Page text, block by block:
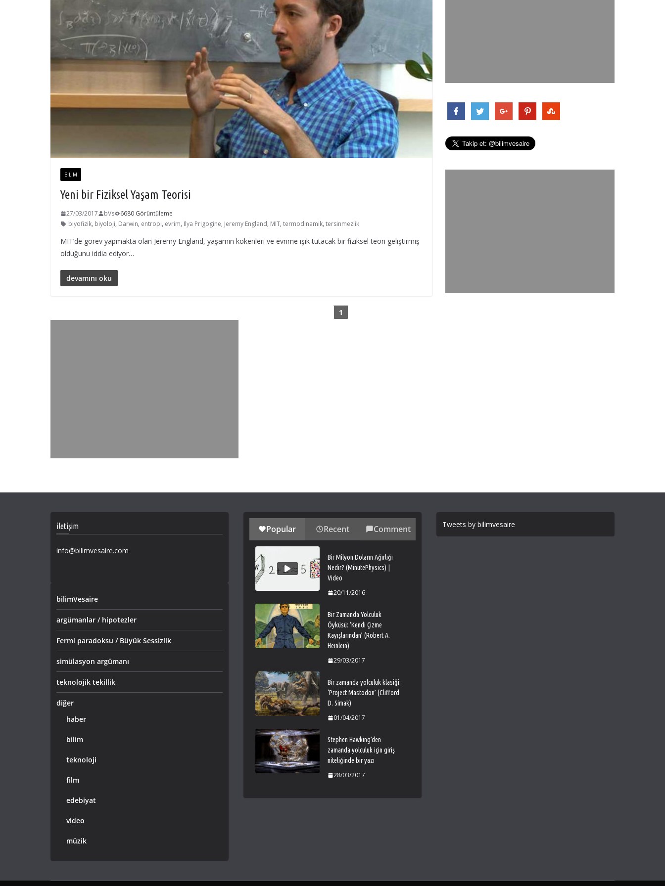
BILIM
Yeni bir Fiziksel Yaşam Teorisi
27/03/2017 bVs
6680 Görüntüleme
biyofizik, biyoloji, Darwin, entropi, evrim, Ilya Prigogine, Jeremy England, MIT, termodinamik, tersinmezlik
MIT’de görev yapmakta olan Jeremy England, yaşamın kökenleri ve evrime ışık tutacak bir fiziksel teori geliştirmiş
olduğunu iddia ediyor…
devamını oku
1
iletişim
info@bilimvesaire.com
bilimVesaire
argümanlar / hipotezler
Fermi paradoksu / Büyük Sessizlik
simülasyon argümanı
teknolojik tekillik
diğer
haber
bilim
teknoloji
film
edebiyat
video
müzik
Popular Recent Comment
Bir Milyon Doların Ağırlığı
Nedir? (MinutePhysics) |
Video
20/11/2016
Bir Zamanda Yolculuk
Öyküsü: ‘Kendi Çizme
Kayışlarından’ (Robert A.
Heinlein)
29/03/2017
Bir zamanda yolculuk klasiği:
‘Project Mastodon’ (Clifford
D. Simak)
01/04/2017
Stephen Hawking’den
zamanda yolculuk için giriş
niteliğinde bir yazı
28/03/2017
Tweets by bilimvesaire